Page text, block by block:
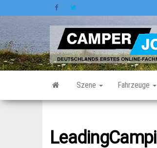
Inhalt
Szene Fahrzeuge